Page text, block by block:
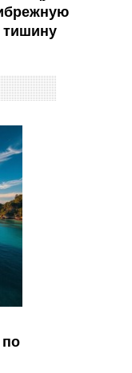
тишину
по